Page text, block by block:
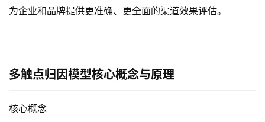
为企业和品牌提供更准确、更全面的渠道效果评估。
多触点归因模型核心概念与原理
核心概念